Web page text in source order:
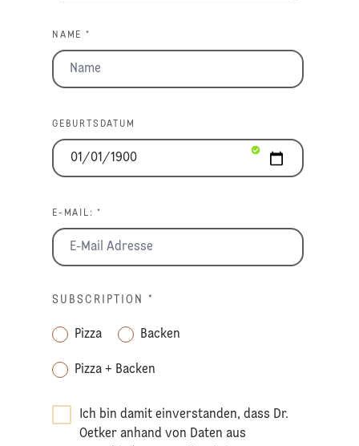
NAME *
GEBURTSDATUM
E-MAIL: *
SUBSCRIPTION *
Pizza Backen
Pizza + Backen
Ich bin damit einverstanden, dass Dr.
Oetker anhand von Daten aus